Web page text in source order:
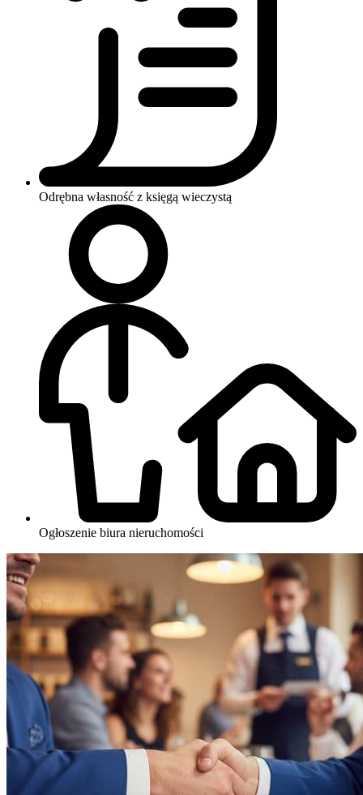
Odrębna własność z księgą wieczystą
Ogłoszenie biura nieruchomości